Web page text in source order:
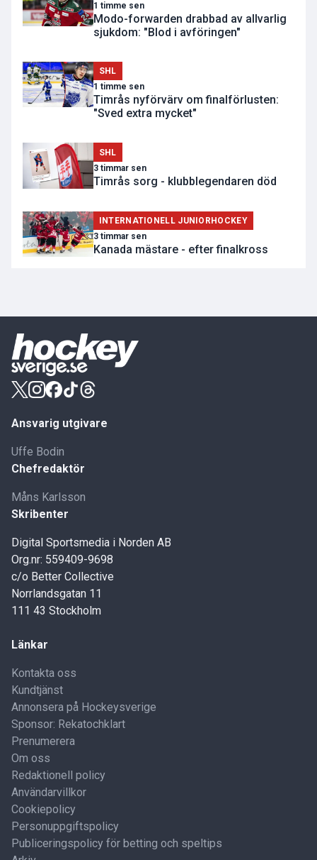
1 timme sen
Modo-forwarden drabbad av allvarlig
sjukdom: "Blod i avföringen"
SHL
1 timme sen
Timrås nyförvärv om finalförlusten:
"Sved extra mycket"
SHL
3 timmar sen
Timrås sorg - klubblegendaren död
INTERNATIONELL JUNIORHOCKEY
3 timmar sen
Kanada mästare - efter finalkross
Ansvarig utgivare
Uffe Bodin
Chefredaktör
Måns Karlsson
Skribenter
Digital Sportsmedia i Norden AB
Org.nr: 559409-9698
c/o Better Collective
Norrlandsgatan 11
111 43 Stockholm
Länkar
Kontakta oss
Kundtjänst
Annonsera på Hockeysverige
Sponsor: Rekatochklart
Prenumerera
Om oss
Redaktionell policy
Användarvillkor
Cookiepolicy
Personuppgiftspolicy
Publiceringspolicy för betting och speltips